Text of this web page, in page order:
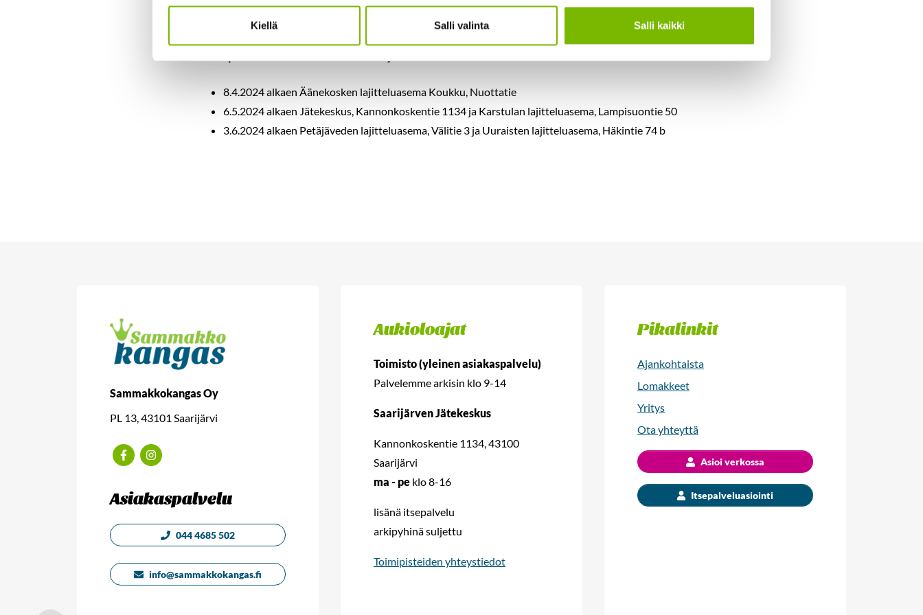
Kiellä Salli valinta Salli kaikki
palveluaukioloajoiksi. Lisätietoa itsepalveluasioinnin laajentumisesta päivitämme
8.4.2024 alkaen Äänekosken lajitteluasema Koukku, Nuottatie
6.5.2024 alkaen Jätekeskus, Kannonkoskentie 1134 ja Karstulan lajitteluasema, Lampisuontie 50
3.6.2024 alkaen Petäjäveden lajitteluasema, Välitie 3 ja Uuraisten lajitteluasema, Häkintie 74 b
Sammakkokangas Oy
PL 13, 43101 Saarijärvi
FacebookInstagram
Asiakaspalvelu
044 4685 502
info@sammakkokangas.fi
Aukioloajat
Toimisto (yleinen asiakaspalvelu)
Palvelemme arkisin klo 9-14
Saarijärven Jätekeskus
Kannonkoskentie 1134, 43100
Saarijärvi
ma - peklo 8-16
lisänä itsepalvelu
arkipyhinä suljettu
Toimipisteiden yhteystiedot
Pikalinkit
Ajankohtaista
Lomakkeet
Yritys
Ota yhteyttä
Asioi verkossa
Itsepalveluasiointi